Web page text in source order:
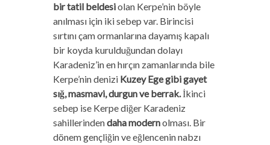
bir tatil beldesiolan Kerpe’nin böyle
anılması için iki sebep var. Birincisi
sırtını çam ormanlarına dayamış kapalı
bir koyda kurulduğundan dolayı
Karadeniz’in en hırçın zamanlarında bile
Kerpe’nin denizi Kuzey Ege gibi gayet
sığ, masmavi, durgun ve berrak.İkinci
sebep ise Kerpe diğer Karadeniz
sahillerindendaha modernolması. Bir
dönem gençliğin ve eğlencenin nabzı